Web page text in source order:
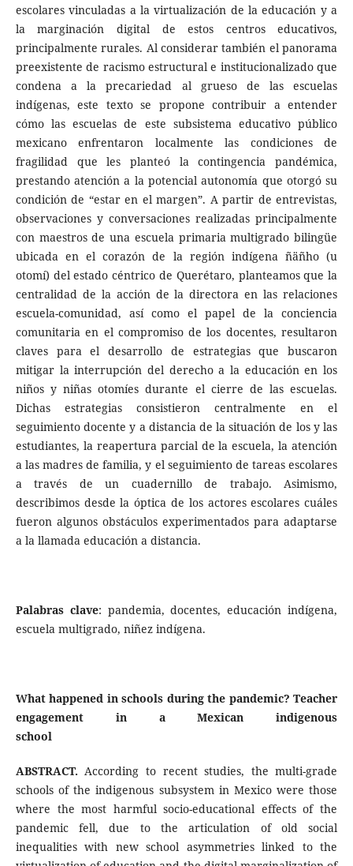
escolares vinculadas a la virtualización de la educación y a
la marginación digital de estos centros educativos,
principalmente rurales. Al considerar también el panorama
preexistente de racismo estructural e institucionalizado que
condena a la precariedad al grueso de las escuelas
indígenas, este texto se propone contribuir a entender
cómo las escuelas de este subsistema educativo público
mexicano enfrentaron localmente las condiciones de
fragilidad que les planteó la contingencia pandémica,
prestando atención a la potencial autonomía que otorgó su
condición de “estar en el margen”. A partir de entrevistas,
observaciones y conversaciones realizadas principalmente
con maestros de una escuela primaria multigrado bilingüe
ubicada en el corazón de la región indígena ñäñho (u
otomí) del estado céntrico de Querétaro, planteamos que la
centralidad de la acción de la directora en las relaciones
escuela-comunidad, así como el papel de la conciencia
comunitaria en el compromiso de los docentes, resultaron
claves para el desarrollo de estrategias que buscaron
mitigar la interrupción del derecho a la educación en los
niños y niñas otomíes durante el cierre de las escuelas.
Dichas estrategias consistieron centralmente en el
seguimiento docente y a distancia de la situación de los y las
estudiantes, la reapertura parcial de la escuela, la atención
a las madres de familia, y el seguimiento de tareas escolares
a través de un cuadernillo de trabajo. Asimismo,
describimos desde la óptica de los actores escolares cuáles
fueron algunos obstáculos experimentados para adaptarse
a la llamada educación a distancia.
Palabras clave: pandemia, docentes, educación indígena,
escuela multigrado, niñez indígena.
What happened in schools during the pandemic? Teacher
engagement in a Mexican indigenous
school
ABSTRACT.According to recent studies, the multi-grade
schools of the indigenous subsystem in Mexico were those
where the most harmful socio-educational effects of the
pandemic fell, due to the articulation of old social
inequalities with new school asymmetries linked to the